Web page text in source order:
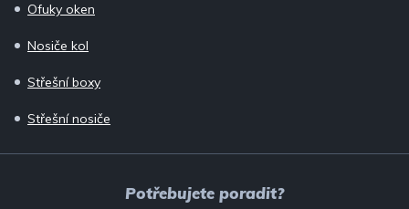
Ofuky oken
Nosiče kol
Střešní boxy
Střešní nosiče
Potřebujete poradit?